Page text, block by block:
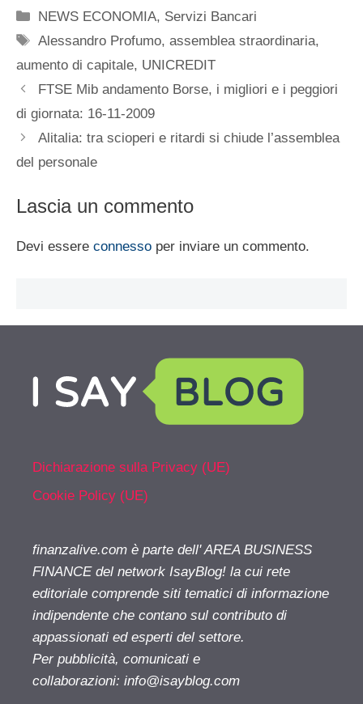
Categorie
NEWS ECONOMIA, Servizi Bancari
Tag
Alessandro Profumo,assemblea straordinaria,
aumento di capitale, UNICREDIT
FTSE Mib andamento Borse, i migliori e i peggiori
di giornata: 16-11-2009
Alitalia: tra scioperi e ritardi si chiude l’assemblea
del personale
Lascia un commento
Devi essere connesso per inviare un commento.
Dichiarazione sulla Privacy (UE)
Cookie Policy (UE)
finanzalive.com è parte dell' AREA BUSINESS
FINANCE del network IsayBlog! la cui rete
editoriale comprende siti tematici di informazione
indipendente che contano sul contributo di
appassionati ed esperti del settore.
Per pubblicità, comunicati e
collaborazioni: info@isayblog.com